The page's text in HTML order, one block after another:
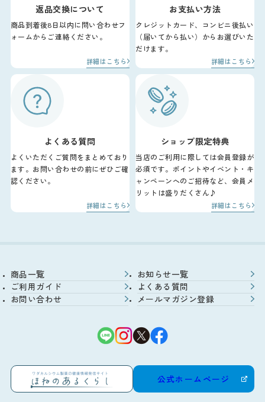
返品交換について
商品到着後8日以内に問い合わせフ
ォームからご連絡ください。
詳細はこちら
お支払い方法
クレジットカード、コンビニ後払い
（届いてから払い）からお選びいた
だけます。
詳細はこちら
よくある質問
よくいただくご質問をまとめており
ます。お問い合わせの前にぜひご確
認ください。
詳細はこちら
ショップ限定特典
当店のご利用に際しては会員登録が
必須です。ポイントやイベント・キ
ャンペーンへのご招待など、会員メ
リットは盛りだくさん♪
詳細はこちら
商品一覧
お知らせ一覧
ご利用ガイド
よくある質問
お問い合わせ
メールマガジン登録
公式ホームページ